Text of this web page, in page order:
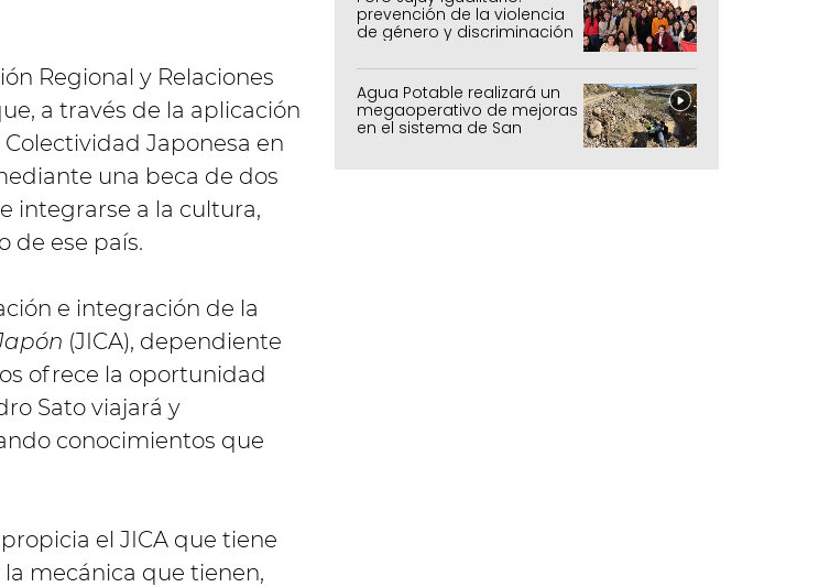
Regional y Relaciones
a través de la aplicación
Japonesa en
una beca de dos
integrarse a la cultura,
de ese país.
e integración de la
(JICA), dependiente
ofrece la oportunidad
Sato viajará y
conocimientos que
el JICA que tiene
mecánica que tienen,
prevención de la violencia
de género y discriminación
Agua Potable realizará un
megaoperativo de mejoras
en el sistema de San